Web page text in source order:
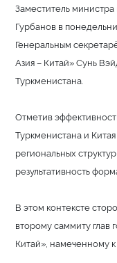
Заместитель
Гурбанов в
Генеральным
Азия – Китай» Сунь
Туркменистана.
Отметив
Туркменистана и
региональных
результативность
В этом контексте
второму саммиту глав
Китай», намеченному